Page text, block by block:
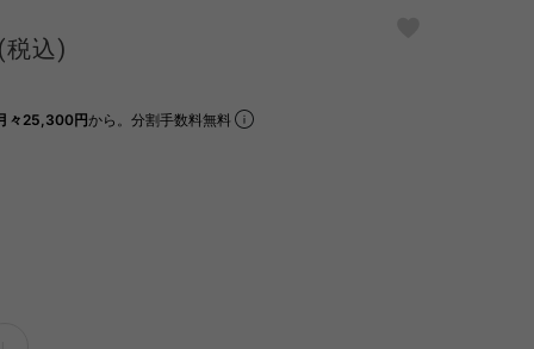
(税込)
々25,300円から。分割手数料無料